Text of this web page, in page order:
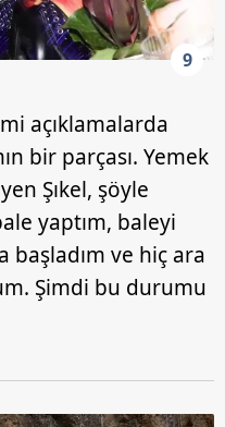
kullanılacaktır.
yer alan panel
ilişkin detaylı bilgi
Çerez Bilgilendirme
Kanunu uyarınca
okumak ve sitemizde
çerezlerle ilgili bilgi
9
açıklamalarda
bir parçası. Yemek
Şıkel, şöyle
yaptım, baleyi
başladım ve hiç ara
Şimdi bu durumu